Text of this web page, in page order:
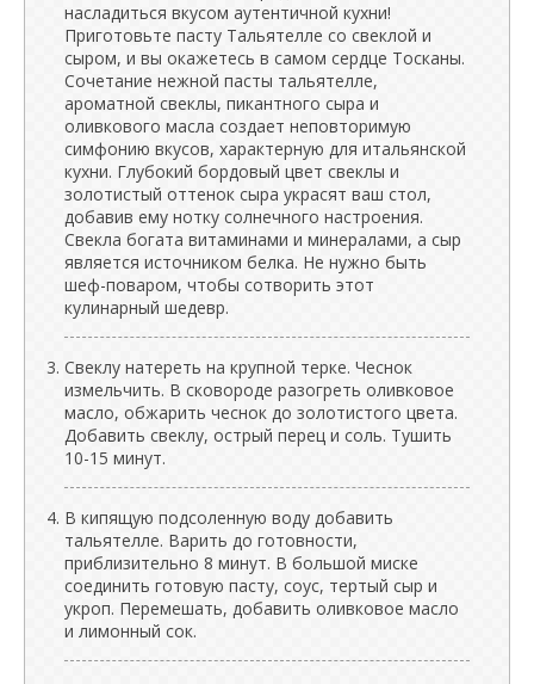
насладиться вкусом аутентичной кухни!
Приготовьте пасту Тальятелле со свеклой и
сыром, и вы окажетесь в самом сердце Тосканы.
Сочетание нежной пасты тальятелле,
ароматной свеклы, пикантного сыра и
оливкового масла создает неповторимую
симфонию вкусов, характерную для итальянской
кухни. Глубокий бордовый цвет свеклы и
золотистый оттенок сыра украсят ваш стол,
добавив ему нотку солнечного настроения.
Свекла богата витаминами и минералами, а сыр
является источником белка. Не нужно быть
шеф-поваром, чтобы сотворить этот
кулинарный шедевр.
Свеклу натереть на крупной терке. Чеснок
измельчить. В сковороде разогреть оливковое
масло, обжарить чеснок до золотистого цвета.
Добавить свеклу, острый перец и соль. Тушить
10-15 минут.
В кипящую подсоленную воду добавить
тальятелле. Варить до готовности,
приблизительно 8 минут. В большой миске
соединить готовую пасту, соус, тертый сыр и
укроп. Перемешать, добавить оливковое масло
и лимонный сок.